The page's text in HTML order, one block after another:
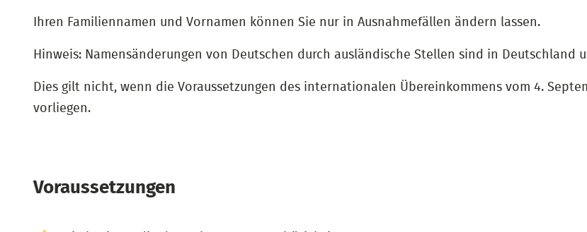
Ihren Familiennamen und Vornamen können Sie nur in Ausnahmefällen ändern lassen.
Hinweis: Namensänderungen von Deutschen durch ausländische Stellen sind in Deutschland
Dies gilt nicht, wenn die Voraussetzungen des internationalen Übereinkommens vom 4.
vorliegen.
Voraussetzungen